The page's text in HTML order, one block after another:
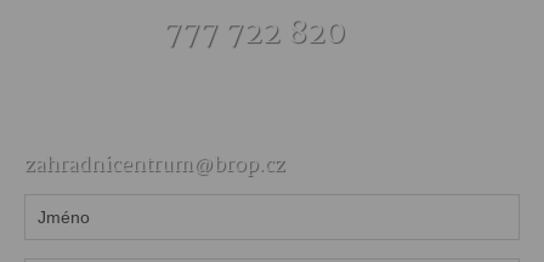
777 722 820
zahradnicentrum@brop.cz